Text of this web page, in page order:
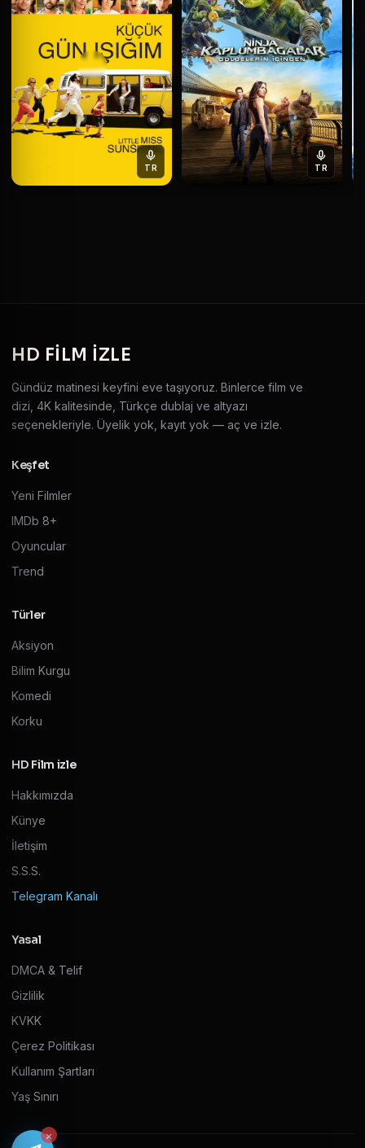
TR TR
HD FILM IZLE
Gündüz matinesi keyfini eve taşıyoruz. Binlerce film ve
dizi, 4K kalitesinde, Türkçe dublaj ve altyazı
seçenekleriyle. Üyelik yok, kayıt yok — aç ve izle.
Keşfet
Yeni Filmler
IMDb 8+
Oyuncular
Trend
Türler
Aksiyon
Bilim Kurgu
Komedi
Korku
HD Film izle
Hakkımızda
Künye
İletişim
S.S.S.
Telegram Kanalı
Yasal
DMCA & Telif
Gizlilik
KVKK
Çerez Politikası
Kullanım Şartları
Yaş Sınırı
×